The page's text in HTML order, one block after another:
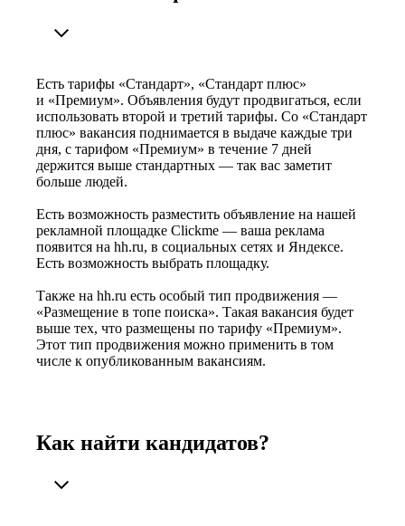
Есть тарифы «Стандарт», «Стандарт плюс»
и «Премиум». Объявления будут продвигаться, если
использовать второй и третий тарифы. Со «Стандарт
плюс» вакансия поднимается в выдаче каждые три
дня, с тарифом «Премиум» в течение 7 дней
держится выше стандартных — так вас заметит
больше людей.
Есть возможность разместить объявление на нашей
рекламной площадке Clickme — ваша реклама
появится на hh.ru, в социальных сетях и Яндексе.
Есть возможность выбрать площадку.
Также на hh.ru есть особый тип продвижения —
«Размещение в топе поиска». Такая вакансия будет
выше тех, что размещены по тарифу «Премиум».
Этот тип продвижения можно применить в том
числе к опубликованным вакансиям.
Как найти кандидатов?